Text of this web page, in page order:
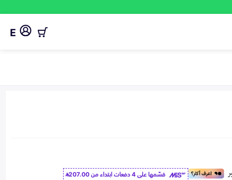
E
قسّمها على 4 دفعات ابتداء من
207.00